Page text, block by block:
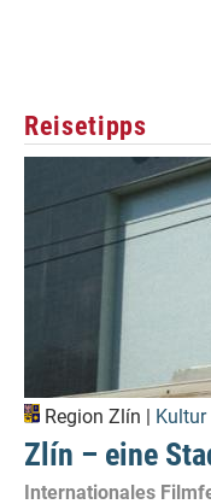
Reisetipps
Region Zlín | Kultur
Zlín – eine
Internationales